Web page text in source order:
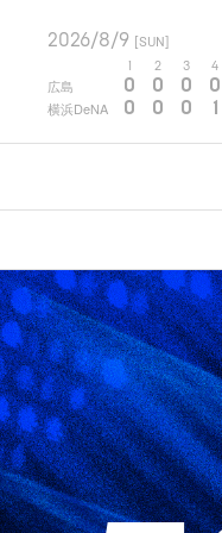
2026/8/9 [SUN]
2 3 4
広島 0 0 0 0
横浜DeNA 0 0 0 1